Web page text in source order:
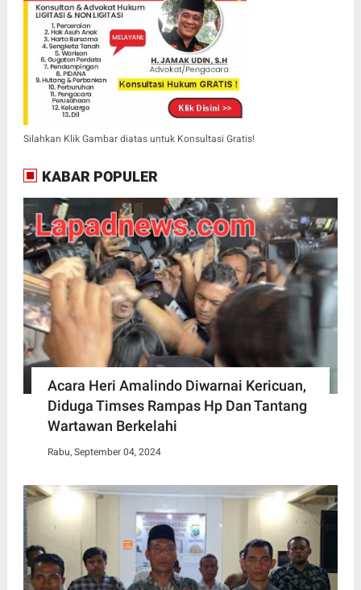
Silahkan Klik Gambar diatas untuk Konsultasi Gratis!
KABAR POPULER
Acara Heri Amalindo Diwarnai Kericuan,
Diduga Timses Rampas Hp Dan Tantang
Wartawan Berkelahi
Rabu, September 04, 2024